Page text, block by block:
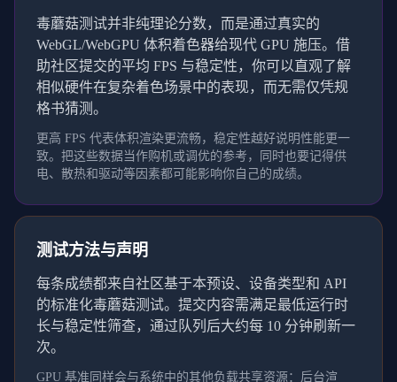
毒蘑菇测试并非纯理论分数，而是通过真实的
WebGL/WebGPU 体积着色器给现代 GPU 施压。借
助社区提交的平均 FPS 与稳定性，你可以直观了解
相似硬件在复杂着色场景中的表现，而无需仅凭规
格书猜测。
更高 FPS 代表体积渲染更流畅，稳定性越好说明性能更一
致。把这些数据当作购机或调优的参考，同时也要记得供
电、散热和驱动等因素都可能影响你自己的成绩。
测试方法与声明
每条成绩都来自社区基于本预设、设备类型和 API
的标准化毒蘑菇测试。提交内容需满足最低运行时
长与稳定性筛查，通过队列后大约每 10 分钟刷新一
次。
GPU 基准同样会与系统中的其他负载共享资源：后台渲